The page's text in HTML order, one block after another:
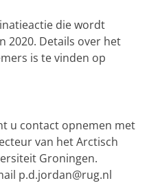
die wordt
2020. Details over het
is te vinden op
u contact opnemen met
van het Arctisch
Groningen.
p.d.jordan@rug.nl